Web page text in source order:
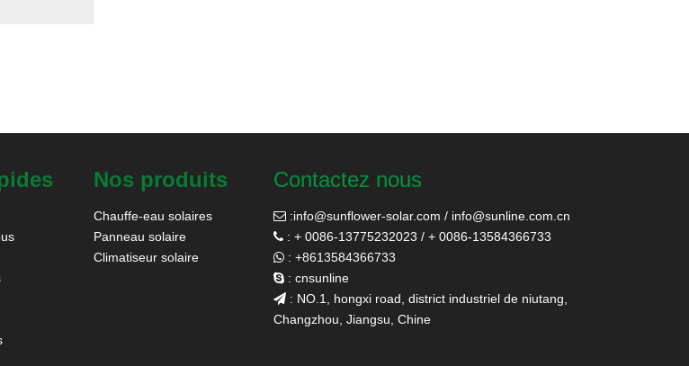
Nos produits
Chauffe-eau solaires
Panneau solaire
Climatiseur solaire
Contactez nous
 :info@sunflower-solar.com / info@sunline.com.cn
 : + 0086-13775232023 / + 0086-13584366733
 : +8613584366733
 : cnsunline
 : NO.1, hongxi road, district industriel de niutang,
Changzhou, Jiangsu, Chine